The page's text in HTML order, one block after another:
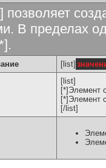
позволяет
В пределах
[list]
[list]
[*]Элемент
[*]Элемент
[/list]